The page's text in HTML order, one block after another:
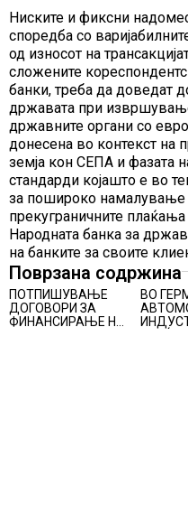
Ниските и фиксни
споредба со
од износот на
сложените
банки, треба да доведат
државата при
државните органи со
донесена во контекст на
земја кон СЕПА и фазата
стандарди којашто е во
за пошироко намалување
прекуграничните
Народната банка за
на банките за своите
Поврзана содржина
ПОТПИШУВАЊЕ
ДОГОВОРИ ЗА
ФИНАНСИРАЊЕ НА
ВО